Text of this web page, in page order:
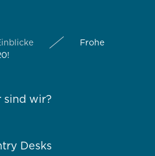
Frohe
sind wir?
Desks